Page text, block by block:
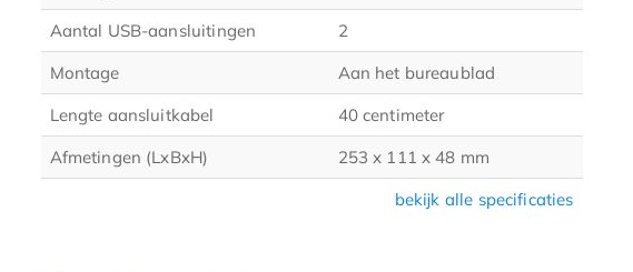
Aantal USB-aansluitingen
2
Montage
Aan het bureaublad
Lengte aansluitkabel
40 centimeter
Afmetingen (LxBxH)
253 x 111 x 48 mm
bekijk alle specificaties